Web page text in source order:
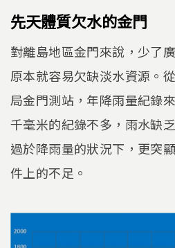
先天體質欠水的金門
對離島地區金門來說，少了
原本就容易欠缺淡水資源。
局金門測站，年降雨量紀錄
千毫米的紀錄不多，雨水缺
過於降雨量的狀況下，更突
件上的不足。